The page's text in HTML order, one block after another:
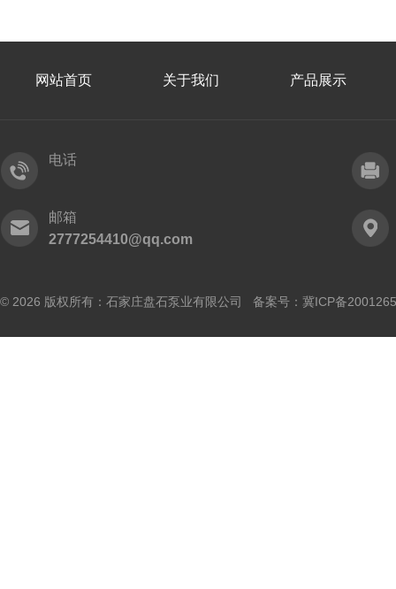
网站首页 关于我们 产品展示
电话
邮箱
2777254410@qq.com
© 2026 版权所有：石家庄盘石泵业有限公司 备案号： 冀ICP备